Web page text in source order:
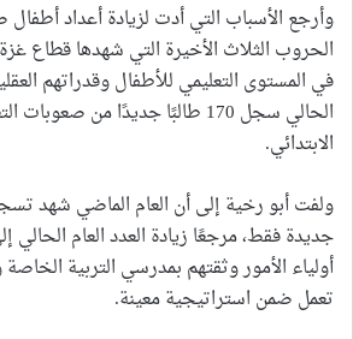
وأرجع الأسباب التي أدت لزيادة أعداد أطفال
الحروب الثلاث الأخيرة التي شهدها قطاع
في المستوى التعليمي للأطفال وقدراتهم
الحالي سجل 170 طالبًا جديدًا من
الابتدائي.
جديدة فقط، مرجعًا زيادة العدد العام
أولياء الأمور وثقتهم بمدرسي التربية
تعمل ضمن استراتيجية معينة.